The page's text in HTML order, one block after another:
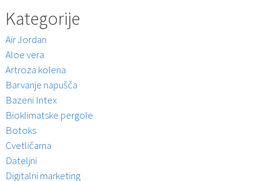
Kategorije
Air Jordan
Aloe vera
Artroza kolena
Barvanje napušča
Bazeni Intex
Bioklimatske pergole
Botoks
Cvetličarna
Dateljni
Digitalni marketing